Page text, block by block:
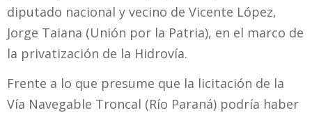
diputado nacional y vecino de Vicente López,
Jorge Taiana (Unión por la Patria), en el marco de
la privatización de la Hidrovía.
Frente a lo que presume que la licitación de la
Vía Navegable Troncal (Río Paraná) podría haber